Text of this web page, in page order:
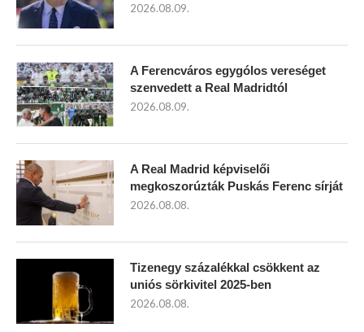
2026.08.09.
A Ferencváros egygólos vereséget
szenvedett a Real Madridtól
2026.08.09.
A Real Madrid képviselői
megkoszorúzták Puskás Ferenc sírját
2026.08.08.
Tizenegy százalékkal csökkent az
uniós sörkivitel 2025-ben
2026.08.08.